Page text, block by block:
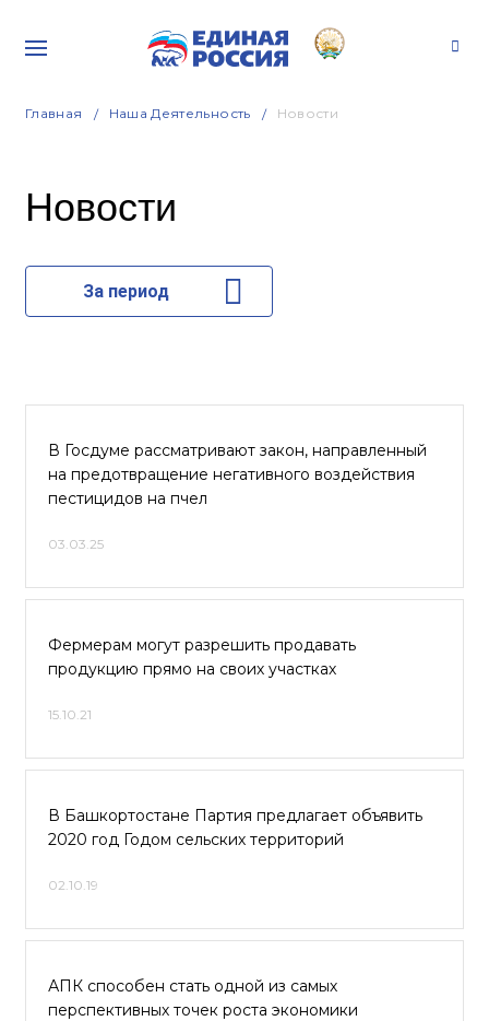
Главная Наша Деятельность Новости
Новости
За период
В Госдуме рассматривают закон, направленный
на предотвращение негативного воздействия
пестицидов на пчел
03.03.25
Фермерам могут разрешить продавать
продукцию прямо на своих участках
15.10.21
В Башкортостане Партия предлагает объявить
2020 год Годом сельских территорий
02.10.19
АПК способен стать одной из самых
перспективных точек роста экономики